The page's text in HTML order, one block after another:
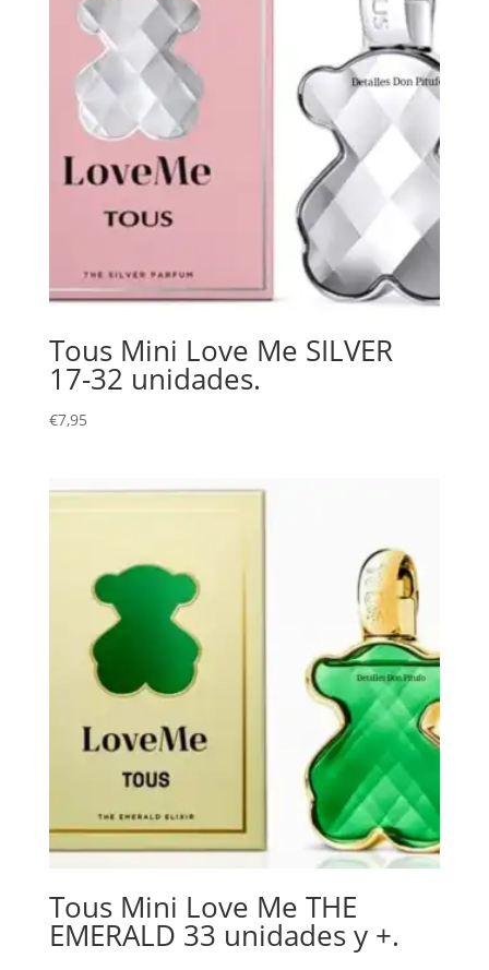
Tous Mini Love Me SILVER
17-32 unidades.
€7,95
Tous Mini Love Me THE
EMERALD 33 unidades y +.